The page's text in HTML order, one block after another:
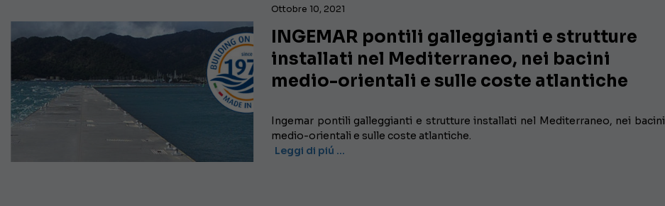
Ottobre 10, 2021
INGEMAR pontili galleggianti e strutture
installati nel Mediterraneo, nei bacini
medio-orientali e sulle coste atlantiche
Ingemar pontili galleggianti e strutture installati nel Mediterraneo, nei bacini
medio-orientali e sulle coste atlantiche.
Leggi di piú …